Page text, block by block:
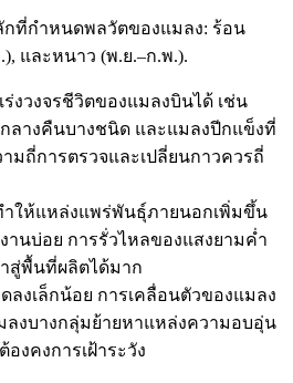
กที่กำหนดพลวัตของแมลง: ร้อน
และหนาว (พ.ย.–ก.พ.).
งวงจรชีวิตของแมลงบินได้ เช่น
ลางคืนบางชนิด และแมลงปีกแข็งที่
มถี่การตรวจและเปลี่ยนกาวควรถี่
ให้แหล่งแพร่พันธุ์ภายนอกเพิ่มขึ้น
านบ่อย การรั่วไหลของแสงยามค่ำ
สู่พื้นที่ผลิตได้มาก
งเล็กน้อย การเคลื่อนตัวของแมลง
ลงบางกลุ่มย้ายหาแหล่งความอบอุ่น
งคงการเฝ้าระวัง